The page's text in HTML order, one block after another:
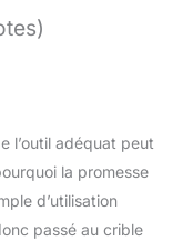
l’outil adéquat peut
la promesse
d’utilisation
passé au crible